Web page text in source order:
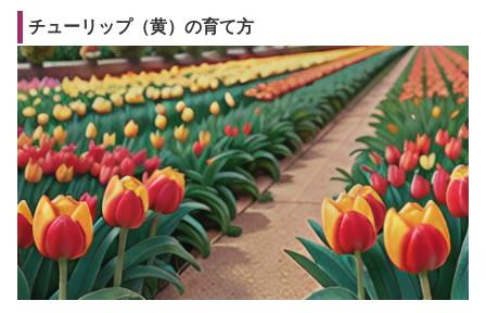
チューリップ（黄）の育て方